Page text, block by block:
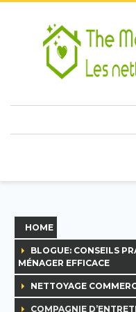
HOME
BLOGUE: CONSEILS
MÉNAGER EFFICACE
NETTOYAGE
COMPAGNIE